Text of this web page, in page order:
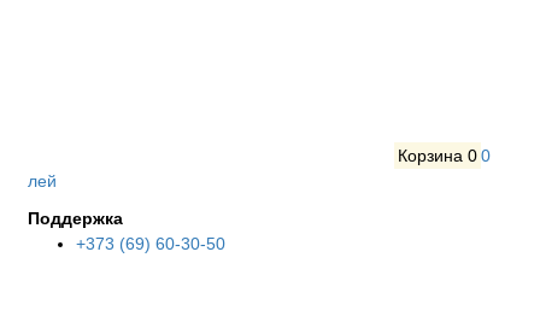
Корзина 00
лей
Поддержка
+373 (69) 60-30-50